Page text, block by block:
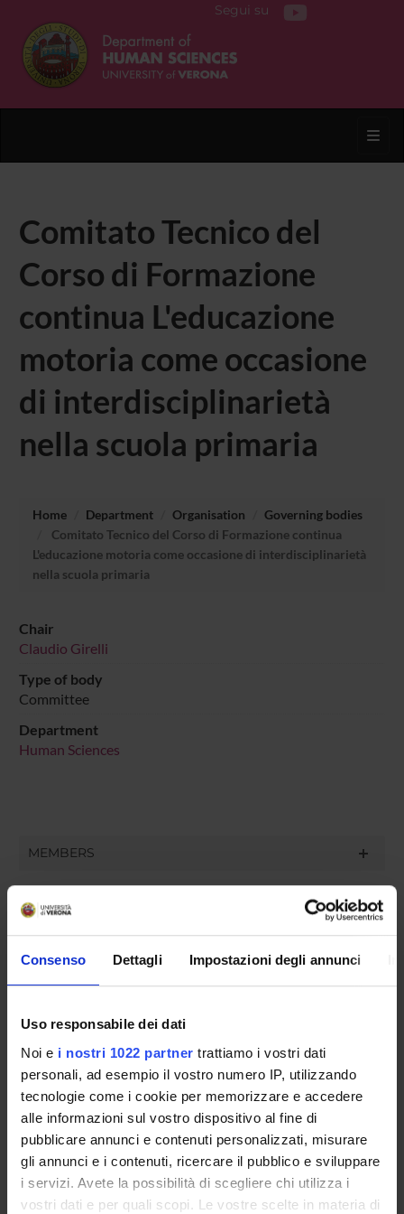
Consenso Dettagli Impostazioni degli annunci
Uso responsabile dei dati
Noi e i nostri 1022 partner trattiamo i vostri dati
personali, ad esempio il vostro numero IP, utilizzando
tecnologie come i cookie per memorizzare e accedere
alle informazioni sul vostro dispositivo al fine di
pubblicare annunci e contenuti personalizzati, misurare
gli annunci e i contenuti, ricercare il pubblico e sviluppare
i servizi. Avete la possibilità di scegliere chi utilizza i
vostri dati e per quali scopi. Le vostre scelte in materia di
Segui su
Comitato Tecnico del
Corso di Formazione
continua L'educazione
motoria come occasione
di interdisciplinarietà
nella scuola primaria
Home Department Organisation
Governing bodies
Comitato Tecnico del Corso di Formazione continua
L'educazione motoria come occasione di interdisciplinarietà
nella scuola primaria
Chair
Claudio Girelli
Type of body
Committee
Department
Human Sciences
MEMBERS
Alessia Maria Aurora Bevilacqua
RECORDS AND DOCUMENTS
ORGANISATION
GOVERNANCE